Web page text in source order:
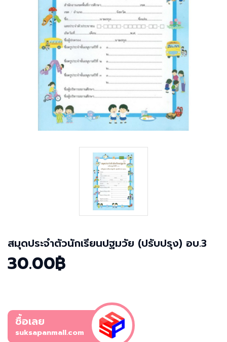
สมุดประจำตัวนักเรียนปฐมวัย (ปรับปรุง) อบ.3
30.00฿
ซื้อเลย
suksapanmall.com